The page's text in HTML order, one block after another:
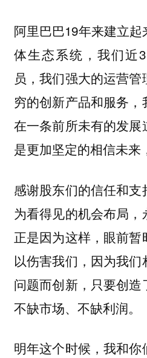
阿里巴巴19年来建立
体生态系统，我们近
员，我们强大的运营
穷的创新产品和服务
在一条前所未有的发
是更加坚定的相信未来
感谢股东们的信任和
为看得见的机会布局，
正是因为这样，眼前
以伤害我们，因为我
问题而创新，只要创
不缺市场、不缺利润。
明年这个时候，我和